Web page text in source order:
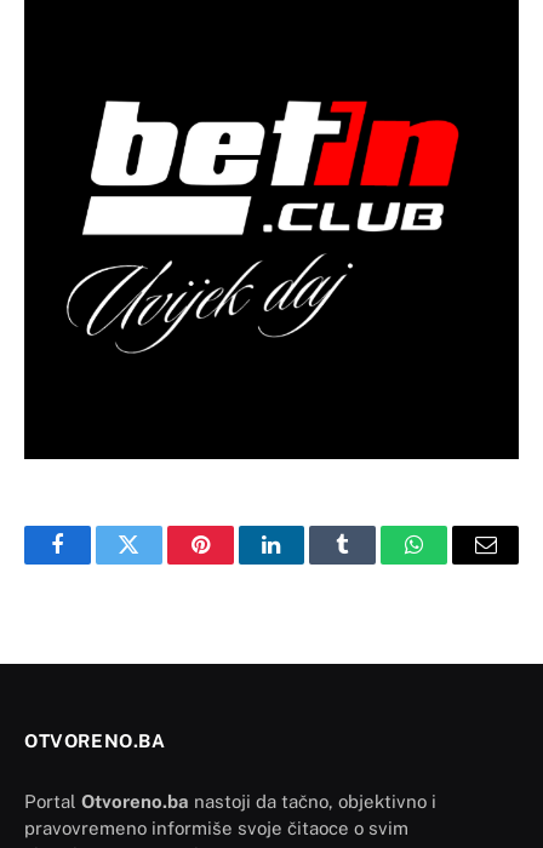
FacebookTwitter PinterestLinkedInTumblr WhatsAppEmail
OTVORENO.BA
Portal Otvoreno.ba nastoji da tačno, objektivno i
pravovremeno informiše svoje čitaoce o svim